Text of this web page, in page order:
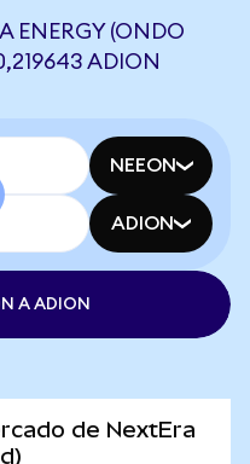
ENERGY (ONDO
ADION
NEEON
ADION
A ADION
de NextEra